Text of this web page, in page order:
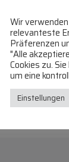
Wir
relevanteste
Präferenzen
"Alle
Cookies zu.
um eine
Einstellungen